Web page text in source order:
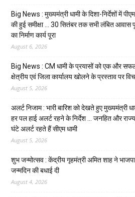
Big News : मुख्यमंत्री धामी के दिशा-निर्देशों में
की हुई समीक्षा … 30 सितंबर तक सभी लंबित आवास
का निर्माण कार्य पूरा
August 6, 2026
Big News : CM धामी के प्रयासों को एक और
क्षेत्रीय एवं जिला कार्यालय खोलने के प्रस्ताव पर
August 5, 2026
अलर्ट निजाम : भारी बारिश को देखते हुए मुख्यमंत्री
हर पल हाई अलर्ट रहने के निर्देश … जनहित और
घंटे अलर्ट रहते हैं सीएम धामी
August 5, 2026
शुभ जन्मोत्सव : केंद्रीय गृहमंत्री अमित शाह ने
जन्मदिन की बधाई दी
August 4, 2026